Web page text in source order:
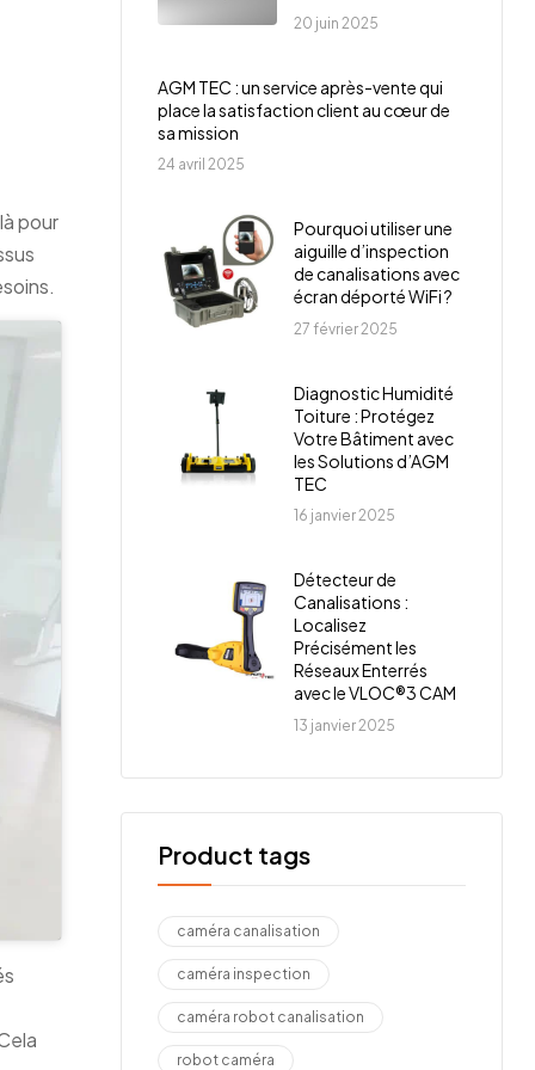
pour
20 juin 2025
AGM TEC : un service après-vente qui
place la satisfaction client au cœur de
sa mission
24 avril 2025
Pourquoi utiliser une
aiguille d’inspection
de canalisations avec
écran déporté WiFi ?
27 février 2025
Diagnostic Humidité
Toiture : Protégez
Votre Bâtiment avec
les Solutions d’AGM
TEC
16 janvier 2025
Détecteur de
Canalisations :
Localisez
Précisément les
Réseaux Enterrés
avec le VLOC®3 CAM
13 janvier 2025
Product tags
caméra canalisation
caméra inspection
caméra robot canalisation
robot caméra